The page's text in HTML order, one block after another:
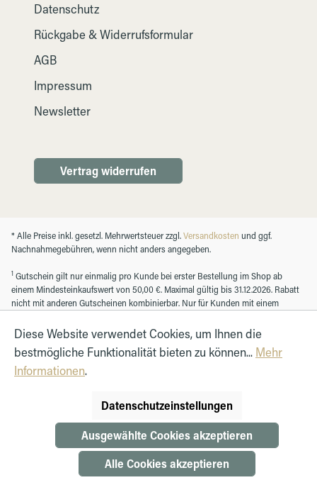
Datenschutz
Rückgabe & Widerrufsformular
AGB
Impressum
Newsletter
Vertrag widerrufen
* Alle Preise inkl. gesetzl. Mehrwertsteuer zzgl.Versandkosten und ggf.
Nachnahmegebühren, wenn nicht anders angegeben.
1 Gutschein gilt nur einmalig pro Kunde bei erster Bestellung im Shop ab
einem Mindesteinkaufswert von 50,00 €. Maximal gültig bis 31.12.2026. Rabatt
nicht mit anderen Gutscheinen kombinierbar. Nur für Kunden mit einem
Diese Website verwendet Cookies, um Ihnen die
bestmögliche Funktionalität bieten zu können... Mehr
Informationen.
Datenschutzeinstellungen
Ausgewählte Cookies akzeptieren
Alle Cookies akzeptieren